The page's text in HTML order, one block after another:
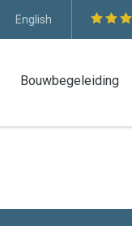
English
Bouwbegeleiding